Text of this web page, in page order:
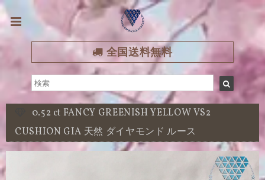
全国送料無料
0.52 ct FANCY GREENISH YELLOW VS2
CUSHION GIA 天然 ダイヤモンド ルース